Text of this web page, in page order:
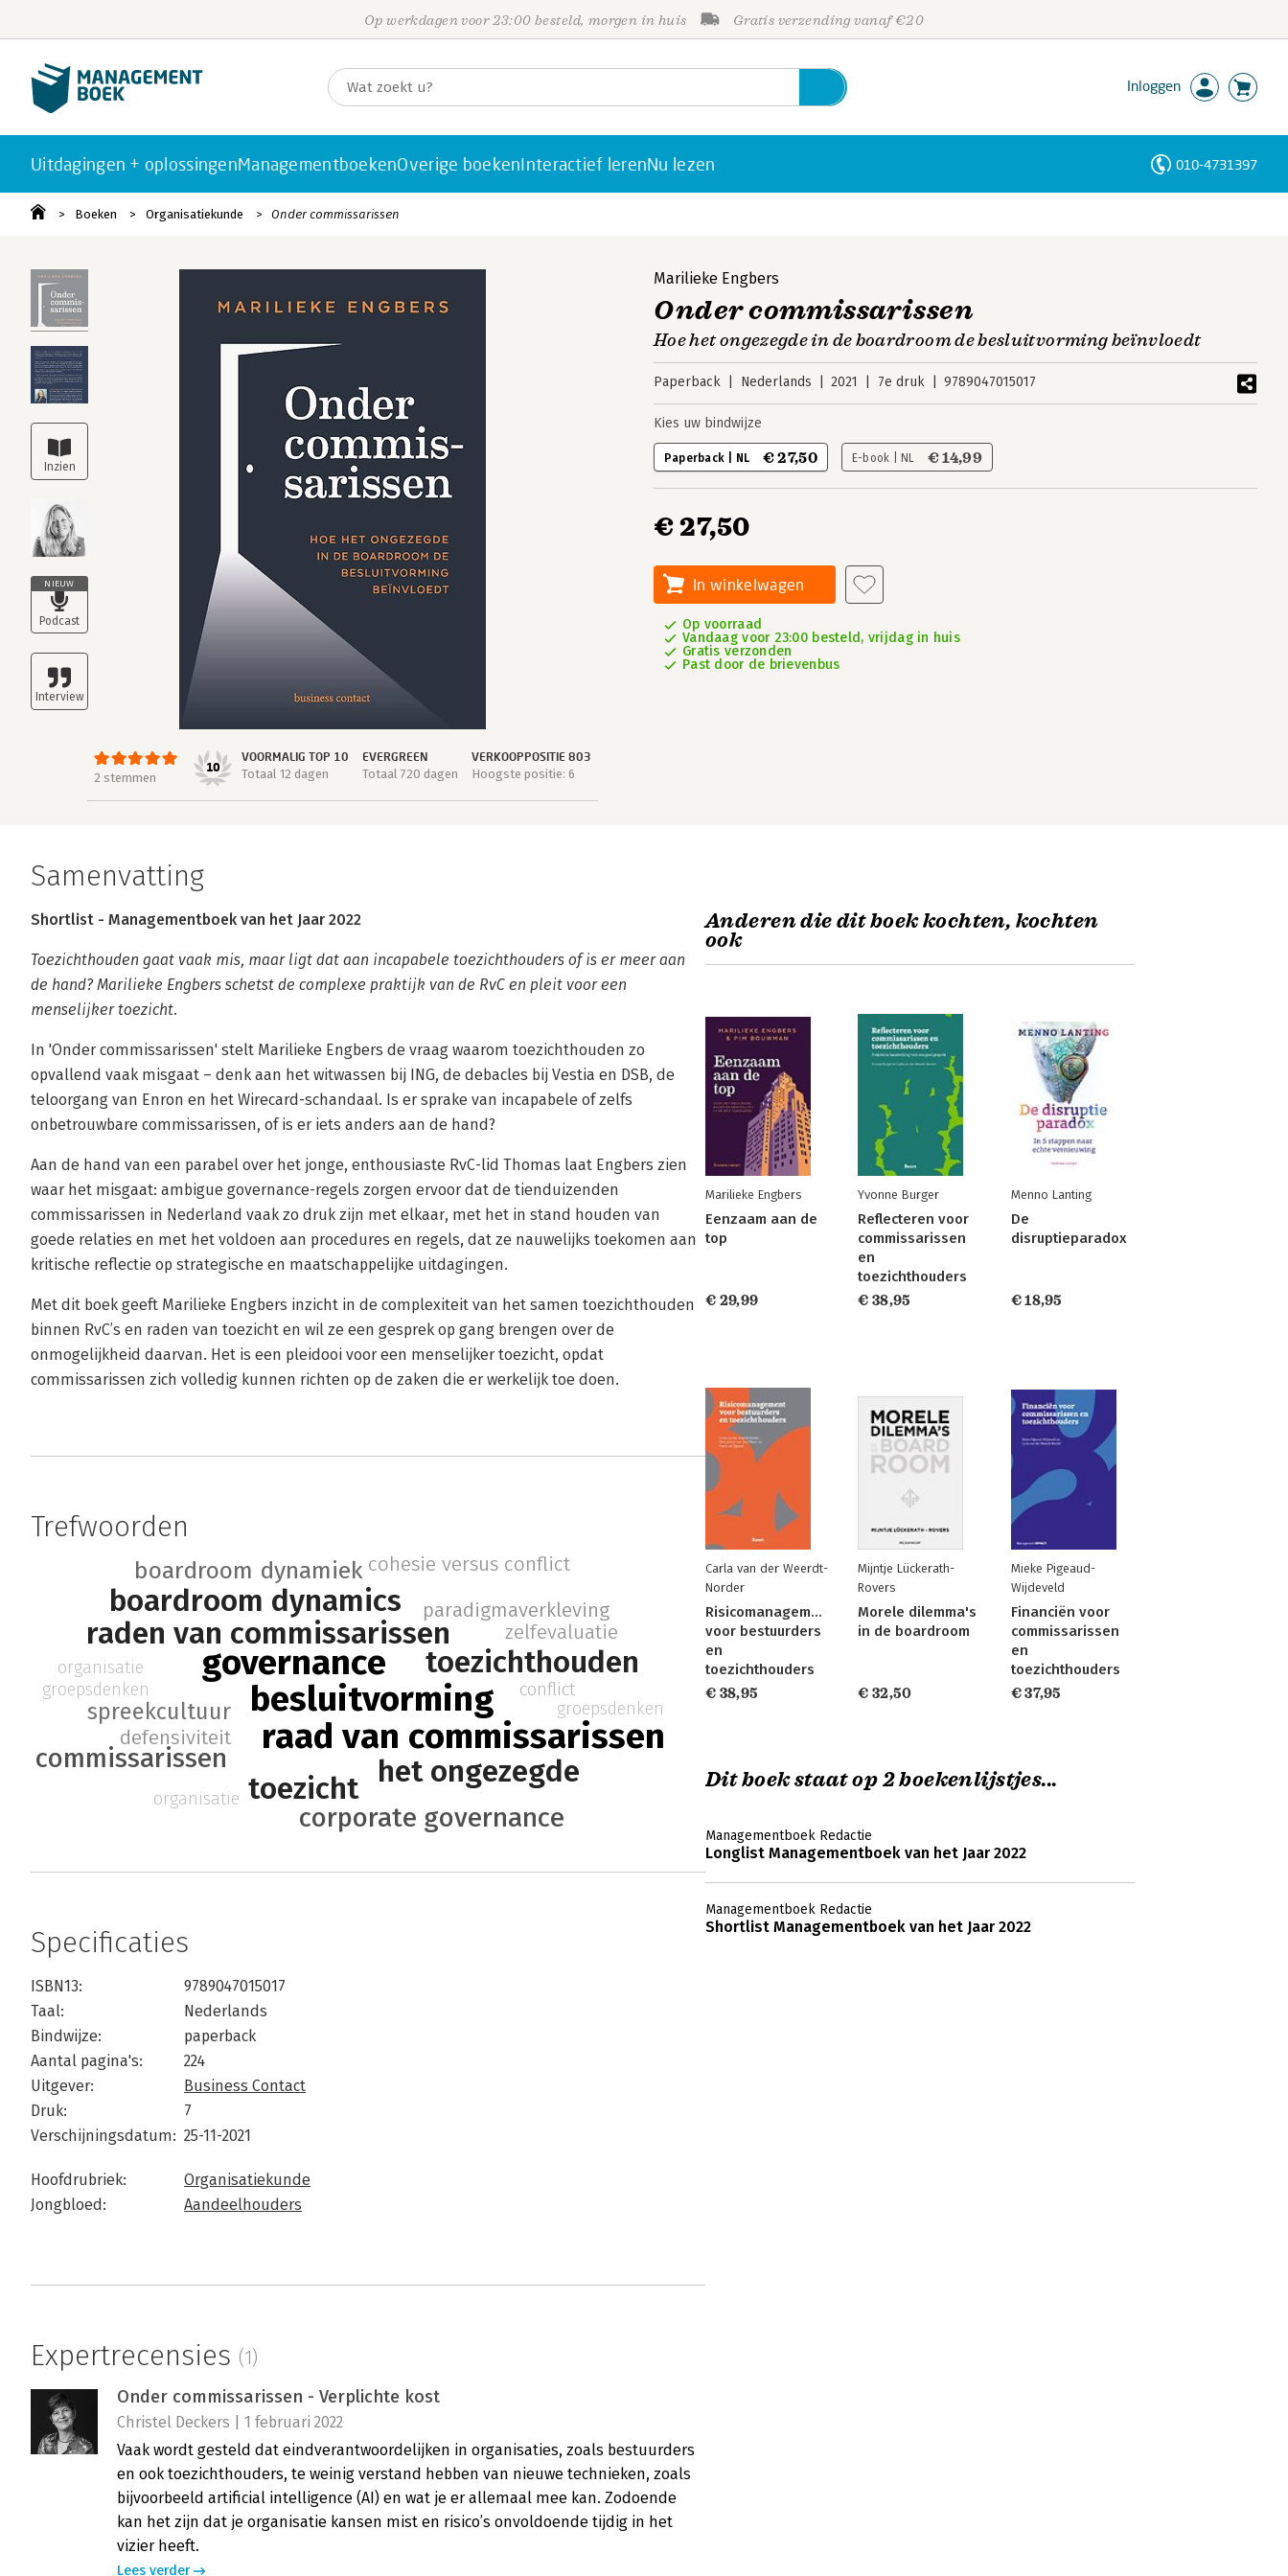
Op werkdagen voor 23:00 besteld, morgen in huis Gratis verzending vanaf €20
Inloggen
Uitdagingen + oplossingenManagementboekenOverige boekenInteractief lerenNu lezen 010-4731397
Boeken Organisatiekunde Onder commissarissen
NIEUW
2 stemmen
10
VOORMALIG TOP 10
Totaal 12 dagen
EVERGREEN
Totaal 720 dagen
VERKOOPPOSITIE 803
Hoogste positie: 6
Marilieke Engbers
Onder commissarissen
Hoe het ongezegde in de boardroom de besluitvorming beïnvloedt
Paperback Nederlands 2021 7e druk 9789047015017
Kies uw bindwijze
Paperback | NL € 27,50 E-book | NL € 14,99
€ 27,50
In winkelwagen
Op voorraad
Vandaag voor 23:00 besteld, vrijdag in huis
Gratis verzonden
Past door de brievenbus
Samenvatting
Shortlist - Managementboek van het Jaar 2022
Toezichthouden gaat vaak mis, maar ligt dat aan incapabele toezichthouders of is er meer aan
de hand? Marilieke Engbers schetst de complexe praktijk van de RvC en pleit voor een
menselijker toezicht.
In 'Onder commissarissen' stelt Marilieke Engbers de vraag waarom toezichthouden zo
opvallend vaak misgaat – denk aan het witwassen bij ING, de debacles bij Vestia en DSB, de
teloorgang van Enron en het Wirecard-schandaal. Is er sprake van incapabele of zelfs
onbetrouwbare commissarissen, of is er iets anders aan de hand?
Aan de hand van een parabel over het jonge, enthousiaste RvC-lid Thomas laat Engbers zien
waar het misgaat: ambigue governance-regels zorgen ervoor dat de tienduizenden
commissarissen in Nederland vaak zo druk zijn met elkaar, met het in stand houden van
goede relaties en met het voldoen aan procedures en regels, dat ze nauwelijks toekomen aan
kritische reflectie op strategische en maatschappelijke uitdagingen.
Met dit boek geeft Marilieke Engbers inzicht in de complexiteit van het samen toezichthouden
binnen RvC’s en raden van toezicht en wil ze een gesprek op gang brengen over de
onmogelijkheid daarvan. Het is een pleidooi voor een menselijker toezicht, opdat
commissarissen zich volledig kunnen richten op de zaken die er werkelijk toe doen.
Trefwoorden
besluitvorming
governance
raad van commissarissen
raden van commissarissen
het ongezegde
toezichthouden
toezicht
boardroom dynamics
corporate governance
commissarissen
boardroom dynamiek
spreekcultuur
paradigmaverkleving
defensiviteit
zelfevaluatie
cohesie versus conflict
conflict
groepsdenken
organisatie
groepsdenken
organisatie
Specificaties
ISBN13:
9789047015017
Taal:
Nederlands
Bindwijze:
paperback
Aantal pagina's:
224
Uitgever:
Business Contact
Druk:
7
Verschijningsdatum: 25-11-2021
Hoofdrubriek:
Organisatiekunde
Jongbloed:
Aandeelhouders
Expertrecensies (1)
Onder commissarissen - Verplichte kost
Christel Deckers | 1 februari 2022
Vaak wordt gesteld dat eindverantwoordelijken in organisaties, zoals bestuurders
en ook toezichthouders, te weinig verstand hebben van nieuwe technieken, zoals
bijvoorbeeld artificial intelligence (AI) en wat je er allemaal mee kan. Zodoende
kan het zijn dat je organisatie kansen mist en risico’s onvoldoende tijdig in het
vizier heeft.
Lees verder
Anderen die dit boek kochten, kochten
ook
Marilieke Engbers
Eenzaam aan de
top
€ 29,99
Yvonne Burger
Reflecteren voor
commissarissen
en
toezichthouders
€ 38,95
Menno Lanting
De
disruptieparadox
€ 18,95
Carla van der Weerdt-
Norder
Risicomanagement
voor bestuurders
en
toezichthouders
€ 38,95
Mijntje Lückerath-
Rovers
Morele dilemma's
in de boardroom
€ 32,50
Mieke Pigeaud-
Wijdeveld
Financiën voor
commissarissen
en
toezichthouders
€ 37,95
Dit boek staat op 2 boekenlijstjes...
Managementboek Redactie
Longlist Managementboek van het Jaar 2022
Managementboek Redactie
Shortlist Managementboek van het Jaar 2022
Personen